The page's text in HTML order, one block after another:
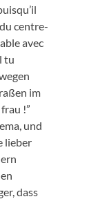
centre-
avec
tu
im
!”
und
lieber
dass